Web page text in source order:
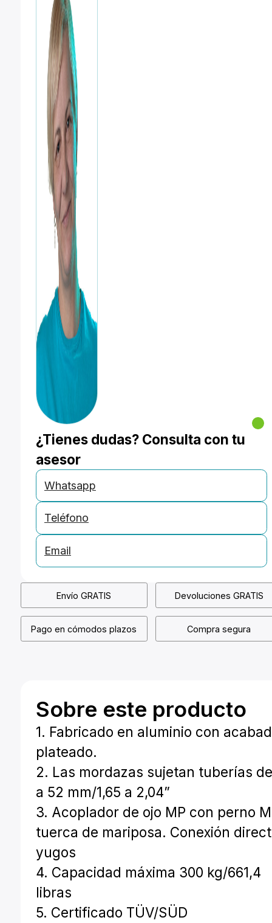
cantidad
¿Tienes dudas? Consulta con tu
asesor
Whatsapp
Teléfono
Email
Envío GRATIS Devoluciones GRATIS
Pago en cómodos plazos Compra segura
Sobre este producto
1. Fabricado en aluminio con
plateado.
2. Las mordazas sujetan tuberías
a 52 mm/1,65 a 2,04”
3. Acoplador de ojo MP con perno
tuerca de mariposa. Conexión
yugos
4. Capacidad máxima 300 kg/661,4
libras
5. Certificado TÜV/SÜD